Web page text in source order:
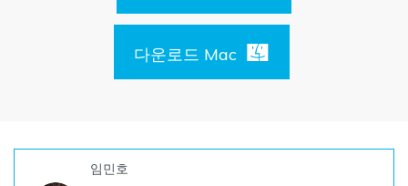
Mac 시스템에서 무제한 데이터 복구
무료 체험
분실/삭제된 데이터 무료 복구
리커버릿 모든 기능 확인하기
삭제된 미디어 복구
데이터 손실 시나리오
다운로드다운로드 Mac
임민호